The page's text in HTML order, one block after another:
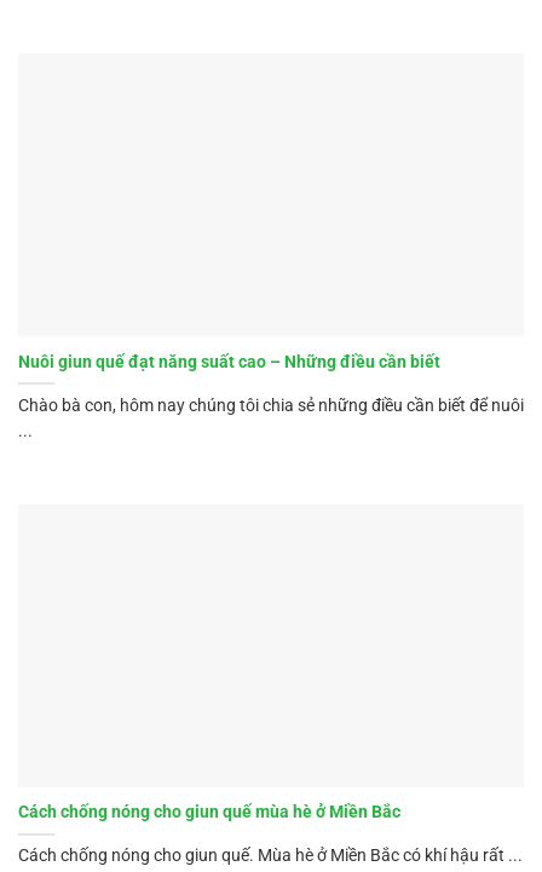
Nuôi giun quế đạt năng suất cao – Những điều cần biết
Chào bà con, hôm nay chúng tôi chia sẻ những điều cần biết để nuôi
...
Cách chống nóng cho giun quế mùa hè ở Miền Bắc
Cách chống nóng cho giun quế. Mùa hè ở Miền Bắc có khí hậu rất ...